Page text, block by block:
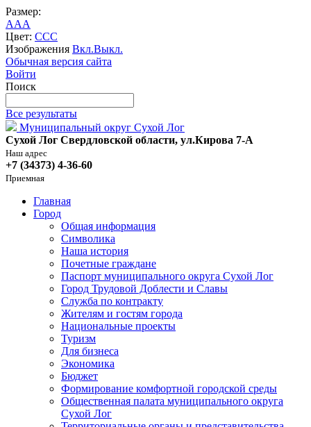
Размер:
AAA
Цвет: CCC
Изображения Вкл.Выкл.
Обычная версия сайта
Войти
Поиск
Все результаты
Муниципальный округ Сухой Лог
Сухой Лог Свердловской области, ул.Кирова 7-А
Наш адрес
+7 (34373) 4-36-60
Приемная
Главная
Город
Общая информация
Символика
Наша история
Почетные граждане
Паспорт муниципального округа Сухой Лог
Город Трудовой Доблести и Славы
Служба по контракту
Жителям и гостям города
Национальные проекты
Туризм
Для бизнеса
Экономика
Бюджет
Формирование комфортной городской среды
Общественная палата муниципального округа
Сухой Лог